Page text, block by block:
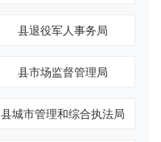
县退役军人事务局
县市场监督管理局
县城市管理和综合执法局